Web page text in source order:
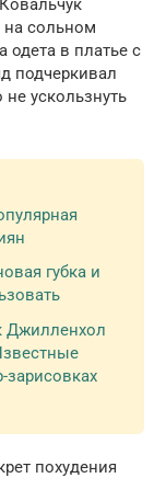
сольном
одета в платье с
подчеркивал
ускользнуть
губка и
Джилленхол
зарисовках
похудения